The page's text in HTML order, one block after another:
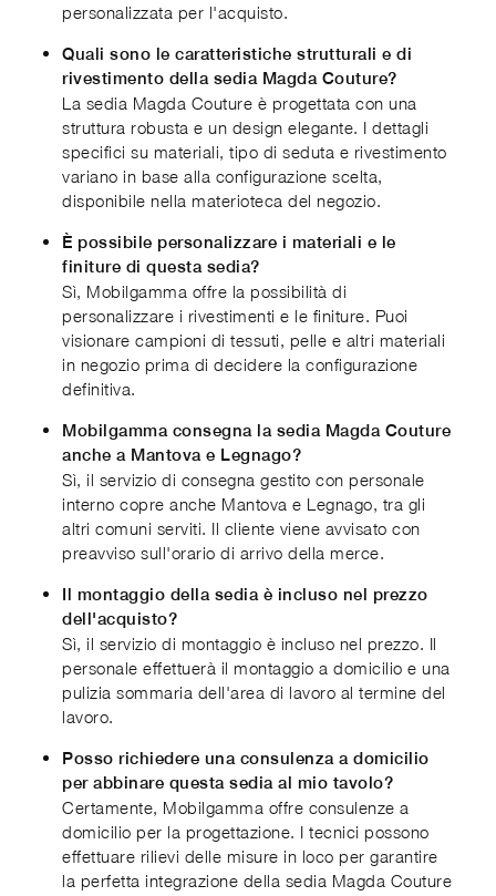
personalizzata per l'acquisto.
Quali sono le caratteristiche strutturali e di
rivestimento della sedia Magda Couture?
La sedia Magda Couture è progettata con una
struttura robusta e un design elegante. I dettagli
specifici su materiali, tipo di seduta e rivestimento
variano in base alla configurazione scelta,
disponibile nella materioteca del negozio.
È possibile personalizzare i materiali e le
finiture di questa sedia?
Sì, Mobilgamma offre la possibilità di
personalizzare i rivestimenti e le finiture. Puoi
visionare campioni di tessuti, pelle e altri materiali
in negozio prima di decidere la configurazione
definitiva.
Mobilgamma consegna la sedia Magda Couture
anche a Mantova e Legnago?
Sì, il servizio di consegna gestito con personale
interno copre anche Mantova e Legnago, tra gli
altri comuni serviti. Il cliente viene avvisato con
preavviso sull'orario di arrivo della merce.
Il montaggio della sedia è incluso nel prezzo
dell'acquisto?
Sì, il servizio di montaggio è incluso nel prezzo. Il
personale effettuerà il montaggio a domicilio e una
pulizia sommaria dell'area di lavoro al termine del
lavoro.
Posso richiedere una consulenza a domicilio
per abbinare questa sedia al mio tavolo?
Certamente, Mobilgamma offre consulenze a
domicilio per la progettazione. I tecnici possono
effettuare rilievi delle misure in loco per garantire
la perfetta integrazione della sedia Magda Couture